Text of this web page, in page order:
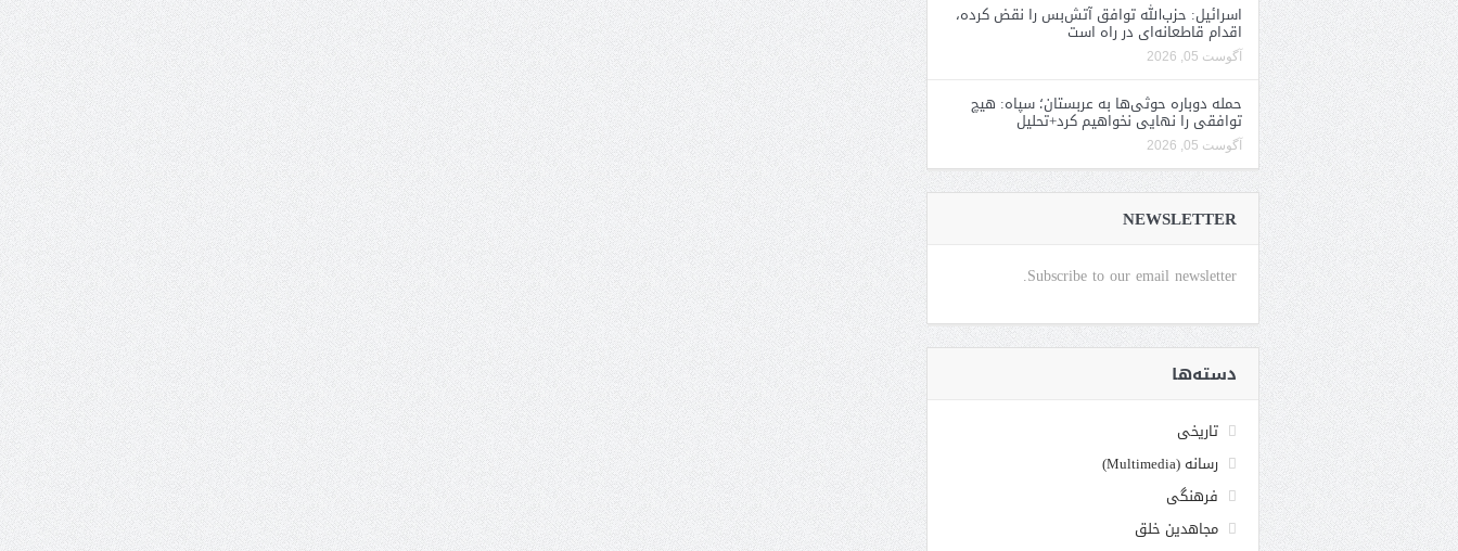
اسرائیل: حزب‌الله توافق آتش‌بس را نقض کرده،
اقدام قاطعانه‌ای در راه است
آگوست 05, 2026
حمله دوباره حوثی‌ها به عربستان؛ سپاه: هیچ
توافقی را نهایی نخواهیم کرد+تحلیل
آگوست 05, 2026
NEWSLETTER
Subscribe to our email newsletter.
دسته‌ها
تاریخی
رسانه (Multimedia)
فرهنگی
مجاهدین خلق